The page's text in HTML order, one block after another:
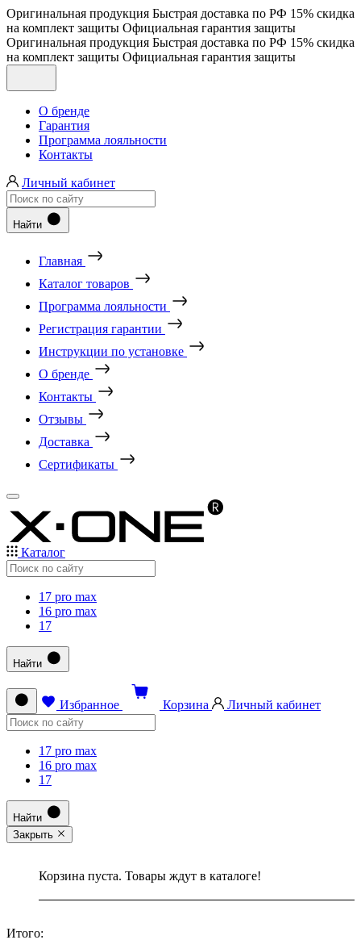
Оригинальная продукция Быстрая доставка по РФ 15% скидка
на комплект защиты Официальная гарантия защиты
Оригинальная продукция Быстрая доставка по РФ 15% скидка
на комплект защиты Официальная гарантия защиты
О бренде
Гарантия
Программа лояльности
Контакты
Личный кабинет
Найти
Главная
Каталог товаров
Программа лояльности
Регистрация гарантии
Инструкции по установке
О бренде
Контакты
Отзывы
Доставка
Сертификаты
Каталог
17 pro max
16 pro max
17
Найти
Избранное Корзина Личный кабинет
17 pro max
16 pro max
17
Найти
Закрыть
Корзина пуста. Товары ждут в каталоге!
Итого: